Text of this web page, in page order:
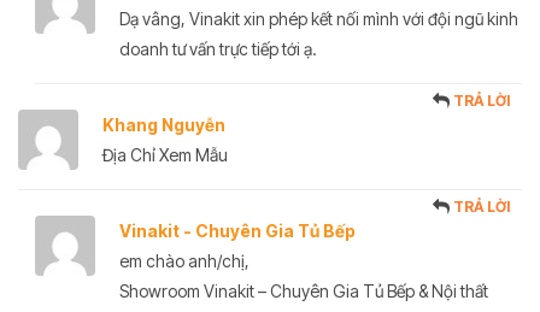
Dạ vâng, Vinakit xin phép kết nối mình với đội ngũ kinh
doanh tư vấn trực tiếp tới ạ.
Khang Nguyễn
TRẢ LỜI
Địa Chỉ Xem Mẫu
Vinakit - Chuyên Gia Tủ Bếp
TRẢ LỜI
em chào anh/chị,
Showroom Vinakit – Chuyên Gia Tủ Bếp & Nội thất